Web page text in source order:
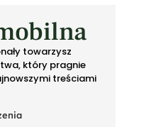
towarzysz
który pragnie
treściami